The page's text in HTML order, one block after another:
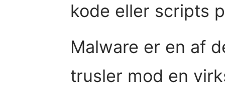
kode eller scripts
Malware er en af
trusler mod en